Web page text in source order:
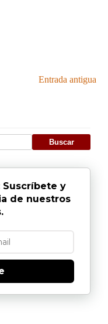
Entrada antigua
Suscríbete y
de nuestros